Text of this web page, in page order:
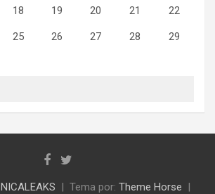
18 19 20 21 22
25 26 27 28 29
NICALEAKS Tema por: Theme Horse